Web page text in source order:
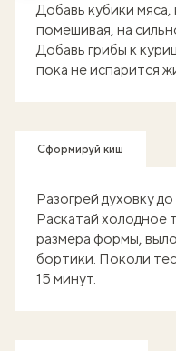
Добавь кубики мяса,
помешивая, на
Добавь грибы к
пока не испарится
Сформируй киш
Разогрей духовку до
Раскатай холодное
размера формы,
бортики. Поколи
15 минут.